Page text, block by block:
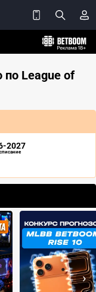
по League of
2027
›